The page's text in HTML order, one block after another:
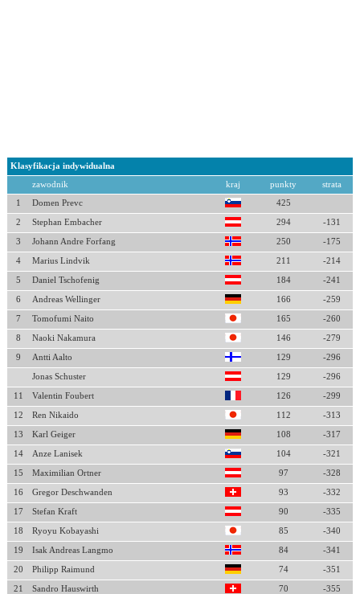
Klasyfikacja indywidualna
zawodnik kraj punkty strata
1 Domen Prevc 425
2 Stephan Embacher 294 -131
3 Johann Andre Forfang 250 -175
4 Marius Lindvik 211 -214
5 Daniel Tschofenig 184 -241
6 Andreas Wellinger 166 -259
7 Tomofumi Naito 165 -260
8 Naoki Nakamura 146 -279
9 Antti Aalto 129 -296
Jonas Schuster 129 -296
11 Valentin Foubert 126 -299
12 Ren Nikaido 112 -313
13 Karl Geiger 108 -317
14 Anze Lanisek 104 -321
15 Maximilian Ortner 97 -328
16 Gregor Deschwanden 93 -332
17 Stefan Kraft 90 -335
18 Ryoyu Kobayashi 85 -340
19 Isak Andreas Langmo 84 -341
20 Philipp Raimund 74 -351
21 Sandro Hauswirth 70 -355